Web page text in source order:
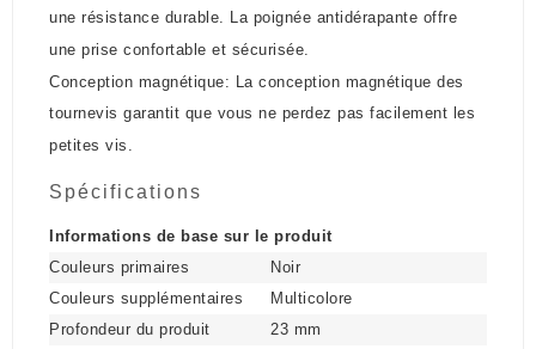
une résistance durable. La poignée antidérapante offre
une prise confortable et sécurisée.
Conception magnétique: La conception magnétique des
tournevis garantit que vous ne perdez pas facilement les
petites vis.
Spécifications
Informations de base sur le produit
Couleurs primaires
Noir
Couleurs supplémentaires
Multicolore
Profondeur du produit
23 mm